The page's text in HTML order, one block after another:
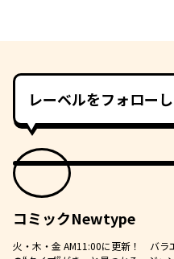
レーベルをフォローし
コミックNewtype
火・木・金 AM11:00に更新！ バ